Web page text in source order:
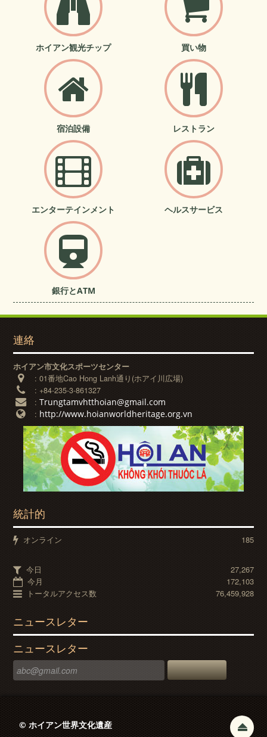
ホイアン観光チップ 買い物
宿泊設備 レストラン
エンターテインメント ヘルスサービス
銀行とATM
連絡
ホイアン市文化スポーツセンター
:01番地Cao Hong Lanh通り(ホアイ川広場)
:+84-235-3-861327
:Trungtamvhtthoian@gmail.com
: http://www.hoianworldheritage.org.vn
統計的
オンライン 185
今日
27,267
今月
172,103
トータルアクセス数
76,459,928
ニュースレター
ニュースレター
© ホイアン世界文化遺産